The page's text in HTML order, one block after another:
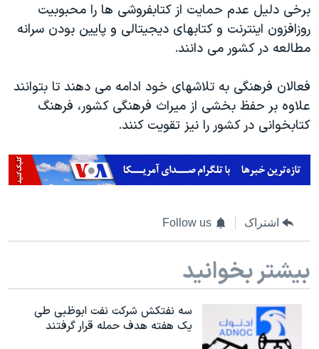
برخی دلیل عدم حمایت از کتابفروشی ها را محبوبیت
روزافزون اینترنت و کتابهای دیجیتالی و پایین بودن سرانه
مطالعه در کشور می دانند.
فعالان فرهنگی به تلاشهای خود ادامه می دهند تا بتوانند
علاوه بر حفظ بخشی از میراث فرهنگی کشور، فرهنگ
کتابخوانی در کشور را نیز تقویت کنند.
اشتراک Follow us
بیشتر بخوانید
سه نفتکش شرکت نفت ابوظبی طی
یک هفته هدف حمله قرار گرفتند